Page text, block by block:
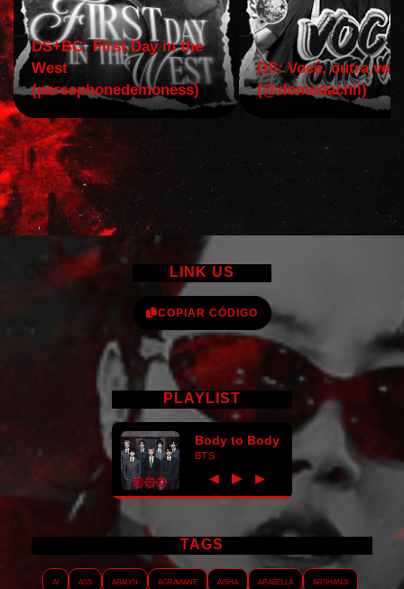
DS+BC: First Day in the
West
(persephonedemoness)
DS: Você, outra vez!
(@domodachii)
LINK US
COPIAR CÓDIGO
PLAYLIST
Body to Body
BTS
◀ ► ▶
TAGS
AI ASS Abalyn Agraviane Aisha Arabella Arshanji